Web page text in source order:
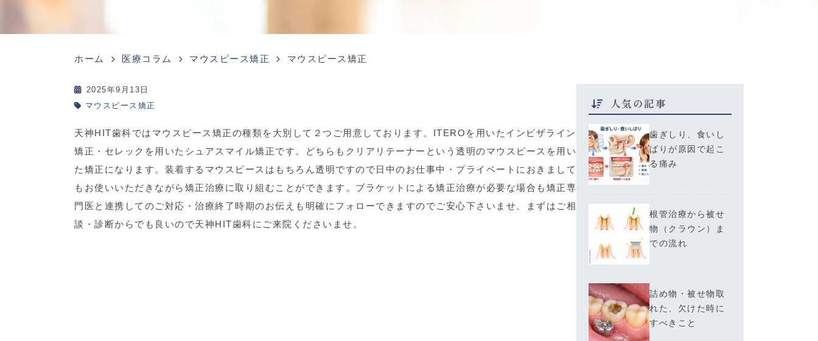
ホーム 医療コラム マウスピース矯正 マウスピース矯正
2025年9月13日
マウスピース矯正
天神HIT歯科ではマウスピース矯正の種類を大別して２つご用意しております。ITEROを用いたインビザライン
矯正・セレックを用いたシュアスマイル矯正です。どちらもクリアリテーナーという透明のマウスピースを用い
た矯正になります。装着するマウスピースはもちろん透明ですので日中のお仕事中・プライベートにおきまして
もお使いいただきながら矯正治療に取り組むことができます。ブラケットによる矯正治療が必要な場合も矯正専
門医と連携してのご対応・治療終了時期のお伝えも明確にフォローできますのでご安心下さいませ。まずはご相
談・診断からでも良いので天神HIT歯科にご来院くださいませ。
人気の記事
歯ぎしり、食いし
ばりが原因で起こ
る痛み
根管治療から被せ
物（クラウン）ま
での流れ
詰め物・被せ物取
れた、欠けた時に
すべきこと